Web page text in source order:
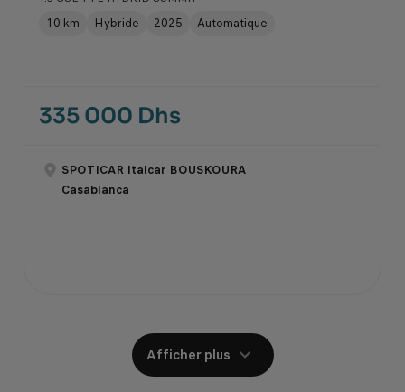
10 km Hybride 2025 Automatique
335 000 Dhs
SPOTICAR Italcar BOUSKOURA
Casablanca
Afficher plus